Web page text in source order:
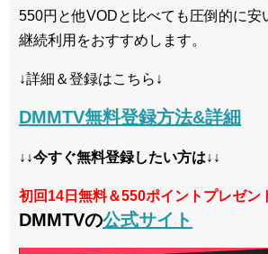
550円と他VODと比べても圧倒的に安
継続利用をおすすめします。
↓詳細＆登録はこちら↓
DMMTV無料登録方法&詳細
↓↓今すぐ無料登録したい方は↓↓
初回14日無料＆550ポイントプレゼン
DMMTVの公式サイト